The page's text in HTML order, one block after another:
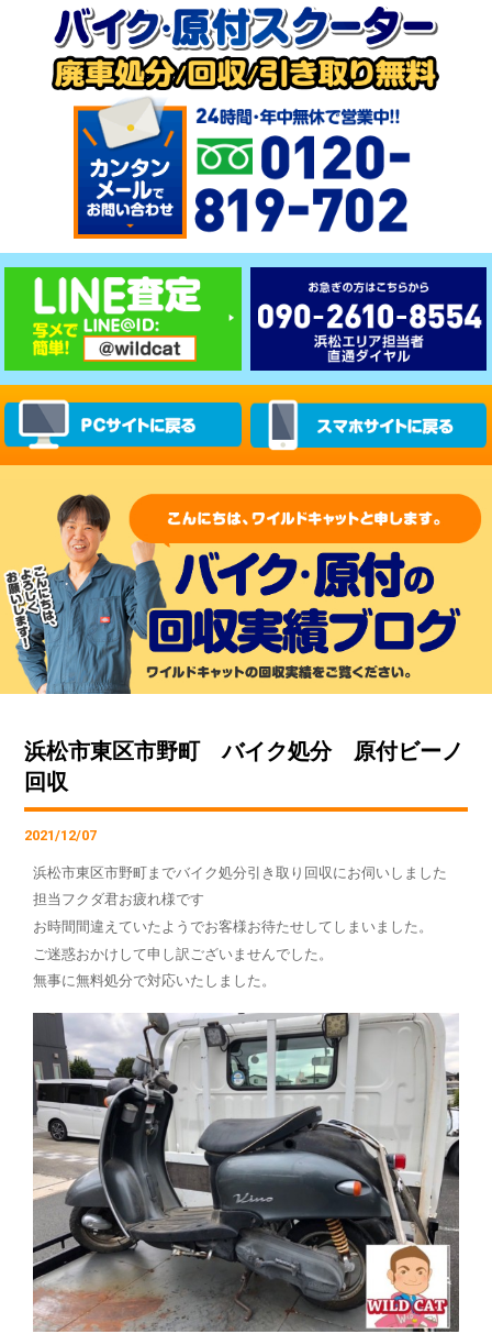
浜松市東区市野町 バイク処分 原付ビーノ
回収
2021/12/07
浜松市東区市野町までバイク処分引き取り回収にお伺いしました
担当フクダ君お疲れ様です
お時間間違えていたようでお客様お待たせしてしまいました。
ご迷惑おかけして申し訳ございませんでした。
無事に無料処分で対応いたしました。